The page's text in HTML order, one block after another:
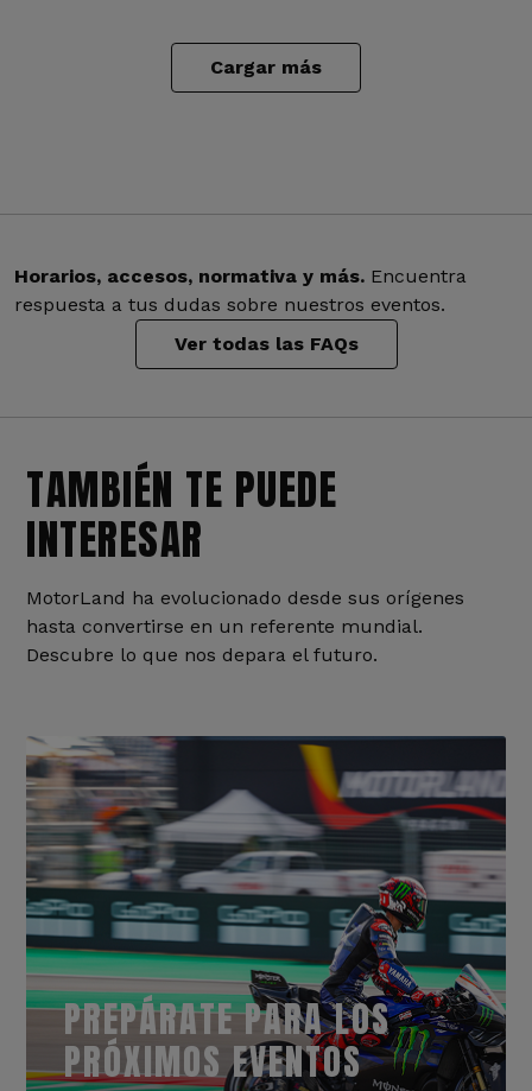
Cargar más
Horarios, accesos, normativa y más. Encuentra
respuesta a tus dudas sobre nuestros eventos.
Ver todas las FAQs
TAMBIÉN TE PUEDE
INTERESAR
MotorLand ha evolucionado desde sus orígenes
hasta convertirse en un referente mundial.
Descubre lo que nos depara el futuro.
PREPÁRATE PARA LOS
PRÓXIMOS EVENTOS